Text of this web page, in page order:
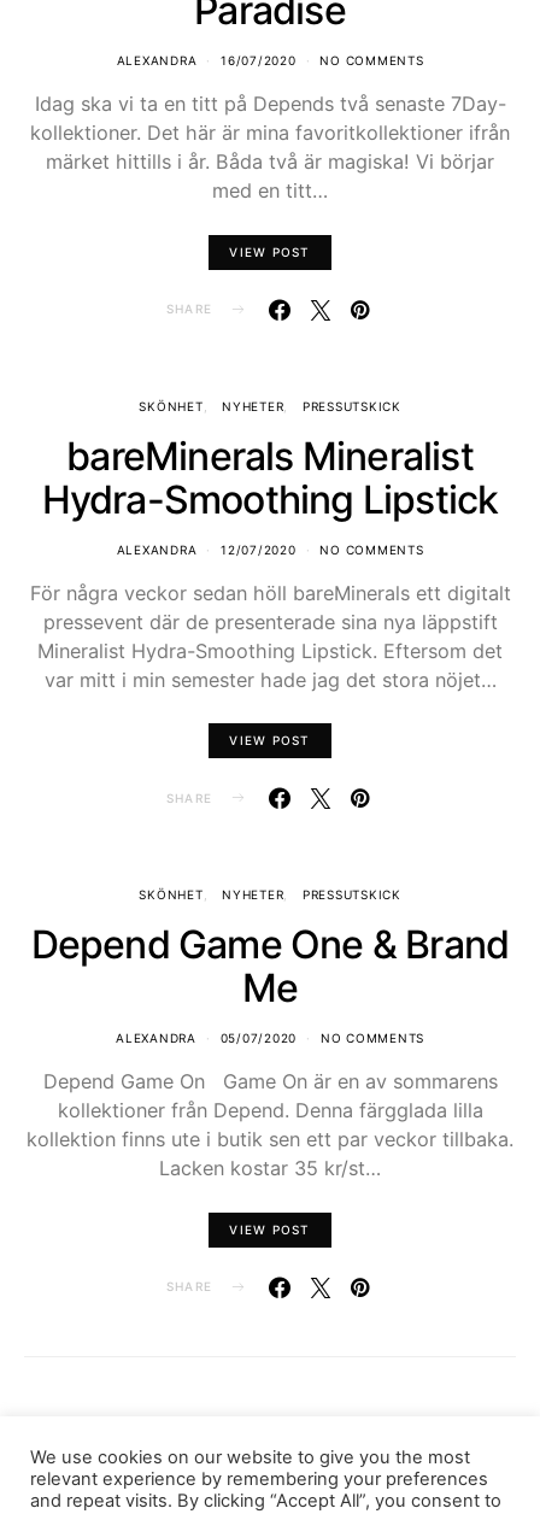
Paradise
ALEXANDRA 16/07/2020 NO COMMENTS
Idag ska vi ta en titt på Depends två senaste 7Day-
kollektioner. Det här är mina favoritkollektioner ifrån
märket hittills i år. Båda två är magiska! Vi börjar
med en titt…
VIEW POST
SHARE
SKÖNHET NYHETER PRESSUTSKICK
bareMinerals Mineralist
Hydra-Smoothing Lipstick
ALEXANDRA 12/07/2020 NO COMMENTS
För några veckor sedan höll bareMinerals ett digitalt
pressevent där de presenterade sina nya läppstift
Mineralist Hydra-Smoothing Lipstick. Eftersom det
var mitt i min semester hade jag det stora nöjet…
VIEW POST
SHARE
SKÖNHET NYHETER PRESSUTSKICK
Depend Game One & Brand
Me
ALEXANDRA 05/07/2020 NO COMMENTS
Depend Game On Game On är en av sommarens
kollektioner från Depend. Denna färgglada lilla
kollektion finns ute i butik sen ett par veckor tillbaka.
Lacken kostar 35 kr/st…
VIEW POST
SHARE
We use cookies on our website to give you the most
relevant experience by remembering your preferences
and repeat visits. By clicking “Accept All”, you consent to